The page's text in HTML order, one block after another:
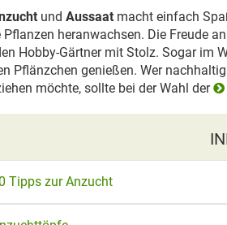
und Aussaatmacht einfach
heranwachsen. Die Freude
Hobby-Gärtner mit Stolz. Sogar im
Pflänzchen genießen. Wer
möchte, sollte bei der Wahl der
Tipps zur Anzucht